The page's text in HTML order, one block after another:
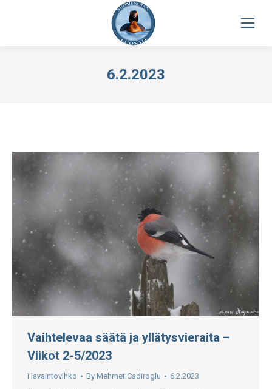
6.2.2023
Vaihtelevaa säätä ja yllätysvieraita –
Viikot 2-5/2023
Havaintovihko By Mehmet Cadiroglu 6.2.2023